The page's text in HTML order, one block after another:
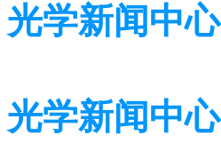
光学新闻中心
光学新闻中心